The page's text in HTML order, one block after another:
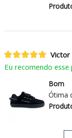
Victor
Eu recomendo
Bom
Ótima